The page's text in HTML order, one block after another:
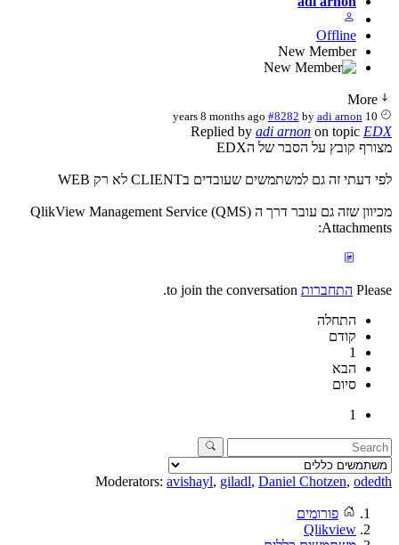
Offline
New Member
More
10 years 8 months ago
#8282 by adi arnon
Replied by adi arnon on topic EDX
מצורף קובץ על הסבר של הEDX
לפי דעתי זה גם למשתמשים שעובדים בCLIENT לא רק WEB
מכיוון שזה גם עובר דרך ה QlikView Management Service (QMS)
Attachments:
Please התחברות
התחלה
קודם
1
הבא
סיום
1
Moderators: avishayl, giladl, Daniel Chotzen, odedth
פורומים
Qlikview